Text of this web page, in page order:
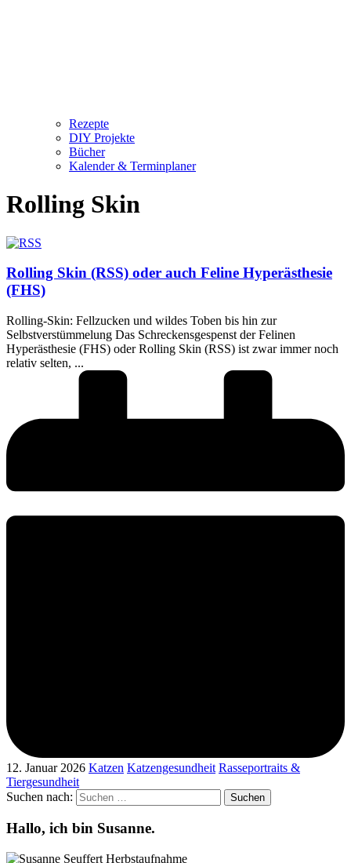
Rezepte
DIY Projekte
Bücher
Kalender & Terminplaner
Rolling Skin
Rolling Skin (RSS) oder auch Feline Hyperästhesie
(FHS)
Rolling-Skin: Fellzucken und wildes Toben bis hin zur
Selbstverstümmelung Das Schreckensgespenst der Felinen
Hyperästhesie (FHS) oder Rolling Skin (RSS) ist zwar immer noch
relativ selten, ...
12. Januar 2026 Katzen Katzengesundheit Rasseportraits &
Tiergesundheit
Suchen nach:
Hallo, ich bin Susanne.